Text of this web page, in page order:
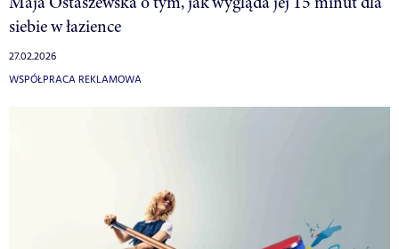
siebie w łazience
27.02.2026
WSPÓŁPRACA REKLAMOWA